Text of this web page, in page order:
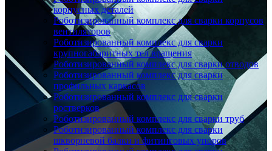
корпусных деталей
Роботизированный комплекс для сварки корпусов
вентиляторов
Роботизированный комплекс для сварки
крупногабаритных тел вращения
Роботизированный комплекс для сварки отводов
Роботизированный комплекс для сварки
профильных каркасов
Роботизированный комплекс для сварки
ростверков
Роботизированный комплекс для сварки труб
Роботизированный комплекс для сварки
шкворневой балки и фитинговых упоров